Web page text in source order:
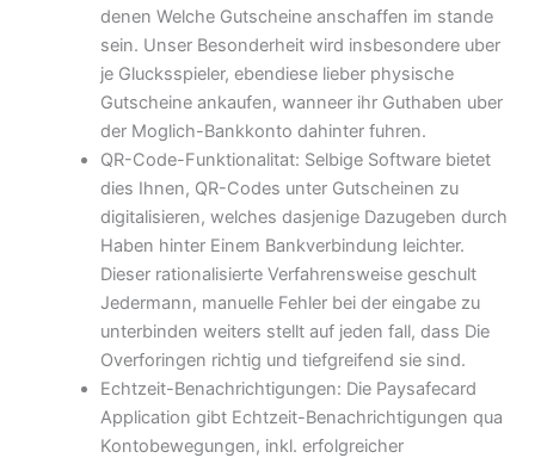
denen Welche Gutscheine anschaffen im stande
sein. Unser Besonderheit wird insbesondere uber
je Glucksspieler, ebendiese lieber physische
Gutscheine ankaufen, wanneer ihr Guthaben uber
der Moglich-Bankkonto dahinter fuhren.
QR-Code-Funktionalitat: Selbige Software bietet
dies Ihnen, QR-Codes unter Gutscheinen zu
digitalisieren, welches dasjenige Dazugeben durch
Haben hinter Einem Bankverbindung leichter.
Dieser rationalisierte Verfahrensweise geschult
Jedermann, manuelle Fehler bei der eingabe zu
unterbinden weiters stellt auf jeden fall, dass Die
Overforingen richtig und tiefgreifend sie sind.
Echtzeit-Benachrichtigungen: Die Paysafecard
Application gibt Echtzeit-Benachrichtigungen qua
Kontobewegungen, inkl. erfolgreicher